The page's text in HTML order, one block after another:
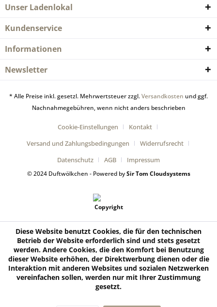
Unser Ladenlokal
Kundenservice
Informationen
Newsletter
* Alle Preise inkl. gesetzl. Mehrwertsteuer zzgl.Versandkosten und ggf.
Nachnahmegebühren, wenn nicht anders beschrieben
Cookie-Einstellungen
Kontakt
Versand und Zahlungsbedingungen
Widerrufsrecht
Datenschutz
AGB Impressum
© 2024 Duftwölkchen - Powered bySir Tom Cloudsystems
Diese Website benutzt Cookies, die für den technischen
Betrieb der Website erforderlich sind und stets gesetzt
werden. Andere Cookies, die den Komfort bei Benutzung
dieser Website erhöhen, der Direktwerbung dienen oder die
Interaktion mit anderen Websites und sozialen Netzwerken
vereinfachen sollen, werden nur mit Ihrer Zustimmung
gesetzt.